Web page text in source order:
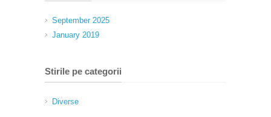
September 2025
January 2019
Stirile pe categorii
Diverse